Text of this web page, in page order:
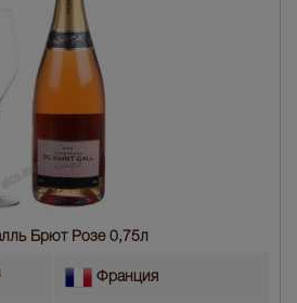
Брют Розе 0,75л
Франция